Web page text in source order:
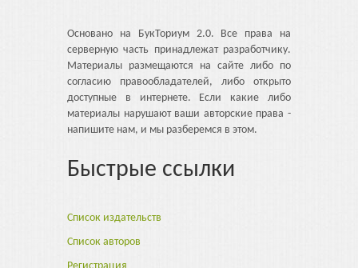
Основано на БукТориум 2.0. Все права на
серверную часть принадлежат разработчику.
Материалы размещаются на сайте либо по
согласию правообладателей, либо открыто
доступные в интернете. Если какие либо
материалы нарушают ваши авторские права -
напишите нам, и мы разберемся в этом.
Быстрые ссылки
Список издательств
Список авторов